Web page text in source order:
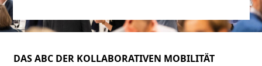
DAS ABC DER KOLLABORATIVEN MOBILITÄT